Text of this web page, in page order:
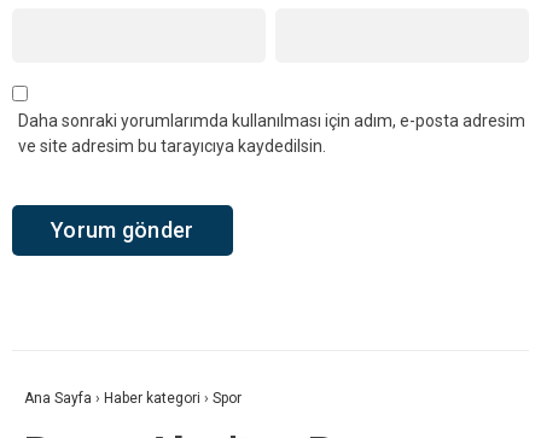
Daha sonraki yorumlarımda kullanılması için adım, e-posta adresim
ve site adresim bu tarayıcıya kaydedilsin.
Ana Sayfa › Haber kategori › Spor